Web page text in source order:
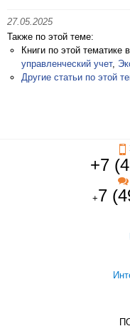
27.05.2025
Также по этой теме:
Книги по этой тематике
управленческий учет,
Другие статьи по этой
+7
+7